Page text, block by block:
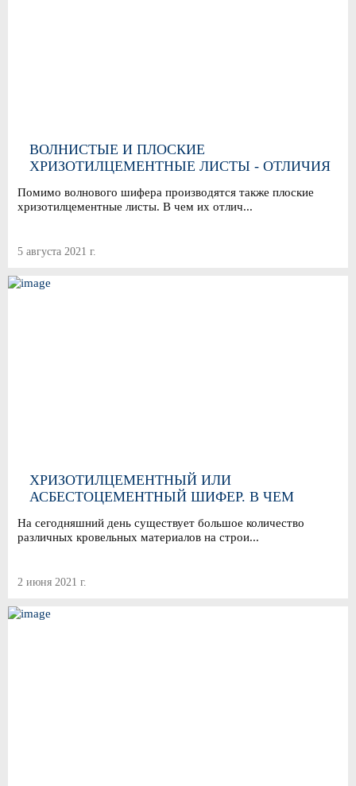
ВОЛНИСТЫЕ И ПЛОСКИЕ
ХРИЗОТИЛЦЕМЕНТНЫЕ ЛИСТЫ - ОТЛИЧИЯ
Помимо волнового шифера производятся также плоские
хризотилцементные листы. В чем их отлич...
5 августа 2021 г.
ХРИЗОТИЛЦЕМЕНТНЫЙ ИЛИ
АСБЕСТОЦЕМЕНТНЫЙ ШИФЕР. В ЧЕМ
На сегодняшний день существует большое количество
различных кровельных материалов на строи...
2 июня 2021 г.